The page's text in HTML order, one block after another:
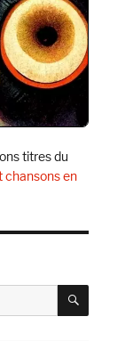
titres du
chansons en